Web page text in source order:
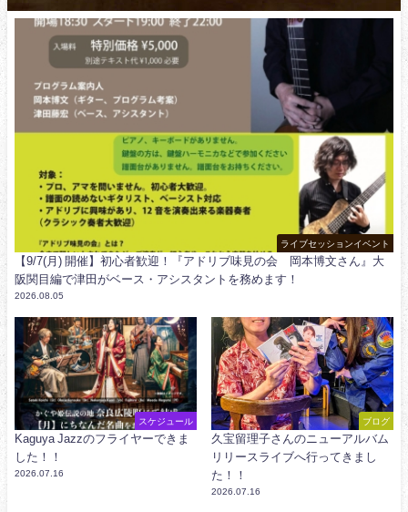
ライブセッションイベント
【9/7(月) 開催】初心者歓迎！『アドリブ味見の会 岡本博文さん』大
阪関目編で津田がベース・アシスタントを務めます！
2026.08.05
スケジュール
Kaguya Jazzのフライヤーできま
した！！
2026.07.16
ブログ
久宝留理子さんのニューアルバム
リリースライブへ行ってきまし
た！！
2026.07.16